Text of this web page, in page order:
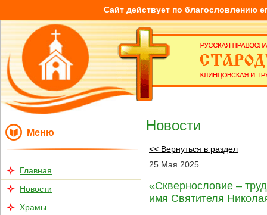
Сайт действует по благословлению
Меню
Главная
Новости
Храмы
Новости
<< Вернуться в раздел
25 Мая 2025
«Сквернословие –
имя Святителя